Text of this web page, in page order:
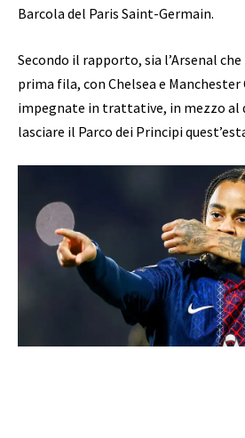
Barcola del Paris Saint-Germain.
Secondo il rapporto, sia l’Arsenal
prima fila, con Chelsea e Manchester
impegnate in trattative, in mezzo al
lasciare il Parco dei Principi